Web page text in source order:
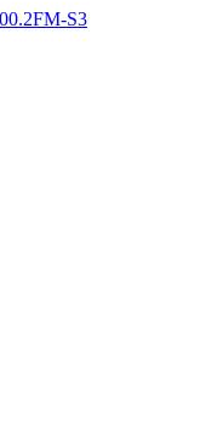
S3